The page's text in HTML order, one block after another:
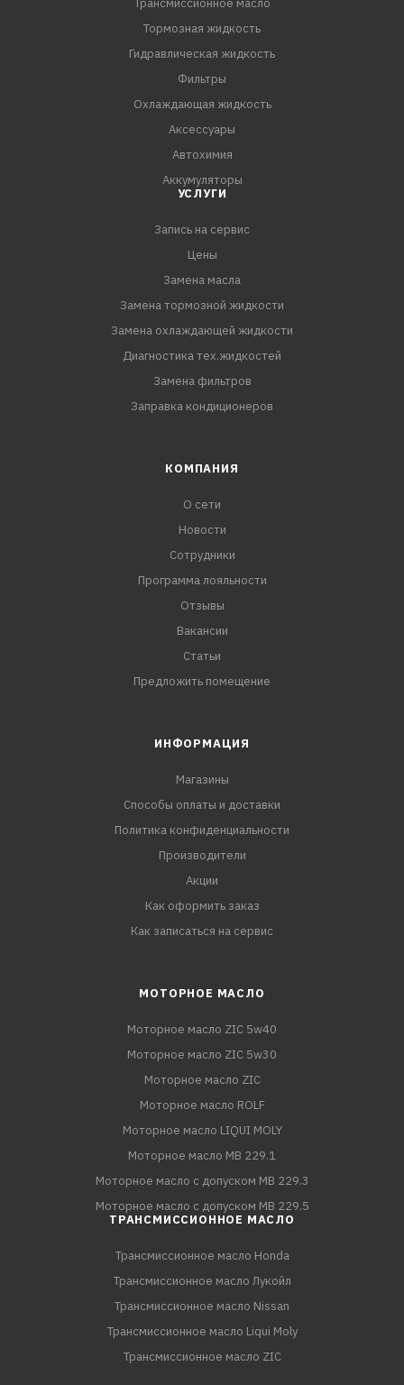
Трансмиссионное масло
Тормозная жидкость
Гидравлическая жидкость
Фильтры
Охлаждающая жидкость
Аксессуары
Автохимия
Аккумуляторы
УСЛУГИ
Запись на сервис
Цены
Замена масла
Замена тормозной жидкости
Замена охлаждающей жидкости
Диагностика тех.жидкостей
Замена фильтров
Заправка кондиционеров
КОМПАНИЯ
О сети
Новости
Сотрудники
Программа лояльности
Отзывы
Вакансии
Статьи
Предложить помещение
ИНФОРМАЦИЯ
Магазины
Способы оплаты и доставки
Политика конфиденциальности
Производители
Акции
Как оформить заказ
Как записаться на сервис
МОТОРНОЕ МАСЛО
Моторное масло ZIC 5w40
Моторное масло ZIC 5w30
Моторное масло ZIC
Моторное масло ROLF
Моторное масло LIQUI MOLY
Моторное масло MB 229.1
Моторное масло с допуском MB 229.3
Моторное масло с допуском MB 229.5
ТРАНСМИССИОННОЕ МАСЛО
Трансмиссионное масло Honda
Трансмиссионное масло Лукойл
Трансмиссионное масло Nissan
Трансмиссионное масло Liqui Moly
Трансмиссионное масло ZIC